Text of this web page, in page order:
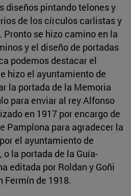
diseños pintando telones y
de los círculos carlistas y
se hizo camino en la
y el diseño de portadas
podemos destacar el
hizo el ayuntamiento de
la portada de la Memoria
para enviar al rey Alfonso
en 1917 por encargo de
Pamplona para agradecer la
el ayuntamiento de
la portada de la Guía-
editada por Roldan y Goñi
Fermín de 1918.